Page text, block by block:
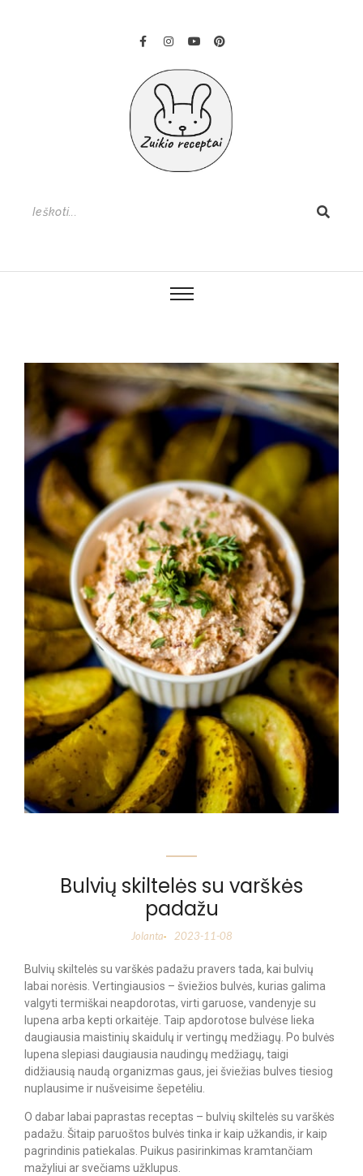
Bulvių skiltelės su varškės
padažu
Jolanta- 2023-11-08
Bulvių skiltelės su varškės padažu pravers tada, kai bulvių
labai norėsis. Vertingiausios – šviežios bulvės, kurias galima
valgyti termiškai neapdorotas, virti garuose, vandenyje su
lupena arba kepti orkaitėje. Taip apdorotose bulvėse lieka
daugiausia maistinių skaidulų ir vertingų medžiagų. Po bulvės
lupena slepiasi daugiausia naudingų medžiagų, taigi
didžiausią naudą organizmas gaus, jei šviežias bulves tiesiog
nuplausime ir nušveisime šepetėliu.
O dabar labai paprastas receptas – bulvių skiltelės su varškės
padažu. Šitaip paruoštos bulvės tinka ir kaip užkandis, ir kaip
pagrindinis patiekalas. Puikus pasirinkimas kramtančiam
mažyliui ar svečiams užklupus.